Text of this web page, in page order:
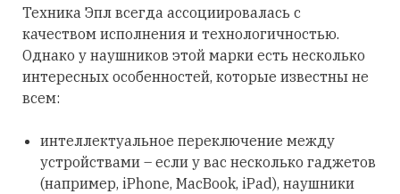
Техника Эпл всегда ассоциировалась с
качеством исполнения и технологичностью.
Однако у наушников этой марки есть несколько
интересных особенностей, которые известны не
всем:
интеллектуальное переключение между
устройствами – если у вас несколько гаджетов
(например, iPhone, MacBook, iPad), наушники